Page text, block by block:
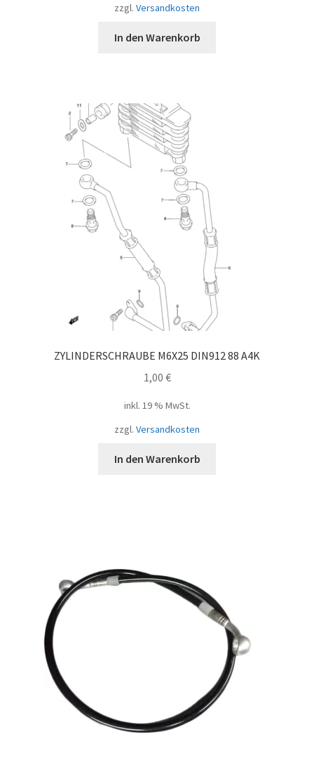
zzgl. Versandkosten
In den Warenkorb
ZYLINDERSCHRAUBE M6X25 DIN912 88 A4K
1,00 €
inkl. 19 % MwSt.
zzgl. Versandkosten
In den Warenkorb